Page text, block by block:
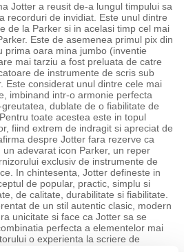
Jotter a reusit de-a lungul timpului sa
recorduri de invidiat. Este unul dintre
de la Parker si in acelasi timp cel mai
Este de asemenea primul pix din
prima oara mina jumbo (inventie
mai tarziu a fost preluata de catre
de instrumente de scris sub
Este considerat unul dintre cele mai
imbinand intr-o armonie perfecta
dublate de o fiabilitate de
toate acestea este in topul
fiind extrem de indragit si apreciat de
despre Jotter fara rezerve ca
adevarat icon Parker, un reper
exclusiv de instrumente de
In chintesenta, Jotter defineste in
de popular, practic, simplu si
de calitate, durabilitate si fiabilitate.
de un stil autentic clasic, modern
unicitate si face ca Jotter sa se
perfecta a elementelor mai
o experienta la scriere de